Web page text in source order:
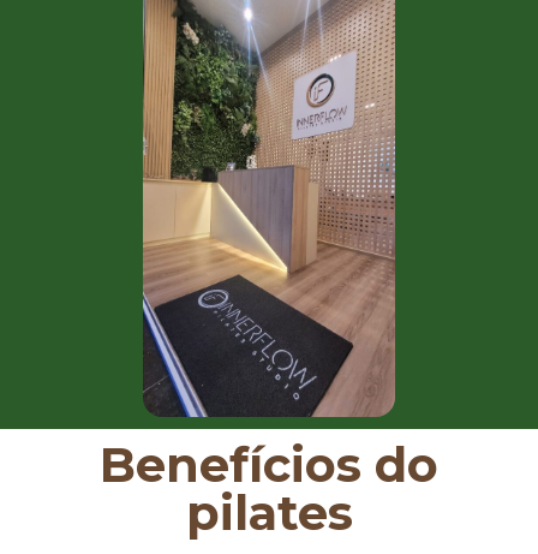
Benefícios do
pilates